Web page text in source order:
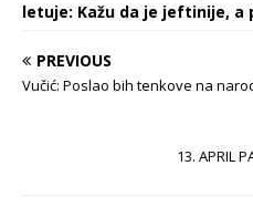
letuje: Kažu da je jeftinije, a
PREVIOUS
Vučić: Poslao bih tenkove na
13. APRIL